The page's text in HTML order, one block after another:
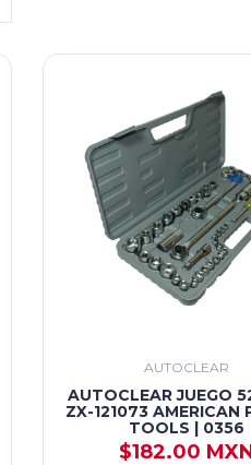
AUTOCLEAR
AUTOCLEAR JUEGO
ZX-121073 AMERICAN
TOOLS | 0356
$182.00